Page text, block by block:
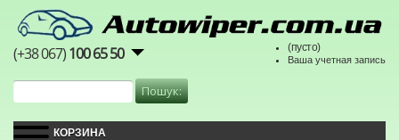
(+38 067)100 65 50 (пусто)
Ваша учетная запись
КОРЗИНА